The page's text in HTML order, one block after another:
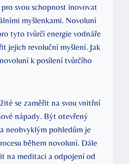
svou schopnost inovovat
myšlenkami. Novoluní
tyto tvůrčí energie vodnáře
jejich revoluční myšlení. Jak
k posílení tvůrčího
se zaměřit na svou vnitřní
nápady. Být otevřený
neobvyklým pohledům je
během novoluní. Dále
na meditaci a odpojení od